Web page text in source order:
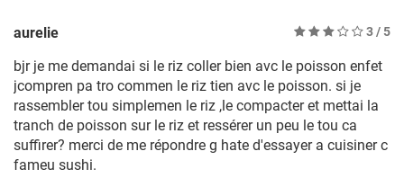
aurelie 3/ 5
bjr je me demandai si le riz coller bien avc le poisson enfet
jcompren pa tro commen le riz tien avc le poisson. si je
rassembler tou simplemen le riz ,le compacter et mettai la
tranch de poisson sur le riz et ressérer un peu le tou ca
suffirer? merci de me répondre g hate d'essayer a cuisiner c
fameu sushi.